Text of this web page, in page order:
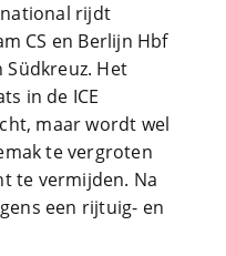
rijdt
CS en Berlijn Hbf
Het
in de ICE
maar wordt wel
te vergroten
te vermijden. Na
een rijtuig- en